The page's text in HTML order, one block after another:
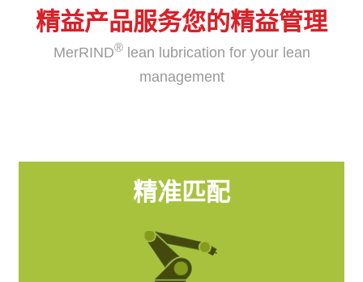
精益产品服务您的精益管理
MerRIND®lean lubrication for your lean
management
精准匹配